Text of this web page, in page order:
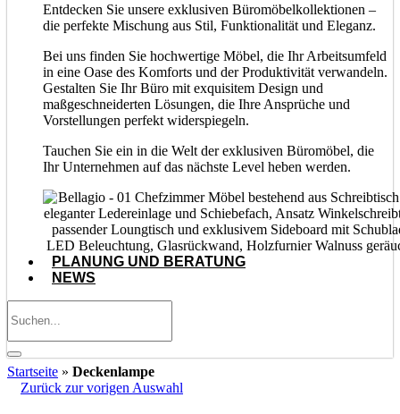
Entdecken Sie unsere exklusiven Büromöbelkollektionen –
die perfekte Mischung aus Stil, Funktionalität und Eleganz.
Bei uns finden Sie hochwertige Möbel, die Ihr Arbeitsumfeld
in eine Oase des Komforts und der Produktivität verwandeln.
Gestalten Sie Ihr Büro mit exquisitem Design und
maßgeschneiderten Lösungen, die Ihre Ansprüche und
Vorstellungen perfekt widerspiegeln.
Tauchen Sie ein in die Welt der exklusiven Büromöbel, die
Ihr Unternehmen auf das nächste Level heben werden.
PLANUNG UND BERATUNG
NEWS
Startseite » Deckenlampe
Zurück zur vorigen Auswahl